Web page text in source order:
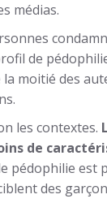
médias.
de
moitié des
les contextes.
de
pédophilie est
des